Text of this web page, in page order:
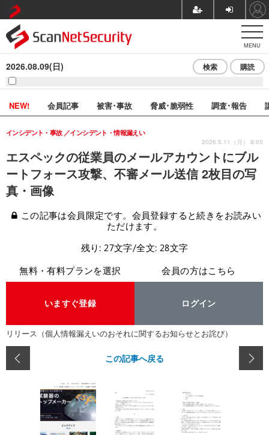
MENU
2026.08.09(日) 検索 購読
NEW! 会員記事 被害･事故 脅威･脆弱性 調査･報告
エスペックの従業員のメールアカウントにブル
ートフォース攻撃、不審メール送信 2枚目の写
真・画像
インシデント・事故 インシデント・情報漏えい
2026.5.11（月） 8:05
この記事は会員限定です。会員登録すると続きをお読みい
ただけます。
残り: 27文字/全文: 28文字
無料・有料プランを選択
いますぐ登録
会員の方はこちら
ログイン
リリース（個人情報漏えいのおそれに関するお知らせとお詫び）
この記事へ戻る